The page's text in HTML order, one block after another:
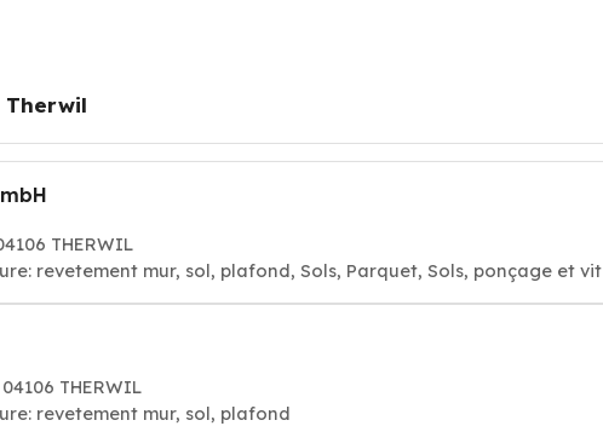
Therwil
THERWIL
revetement mur, sol, plafond, Sols, Parquet, Sols, ponçage et vit
THERWIL
revetement mur, sol, plafond